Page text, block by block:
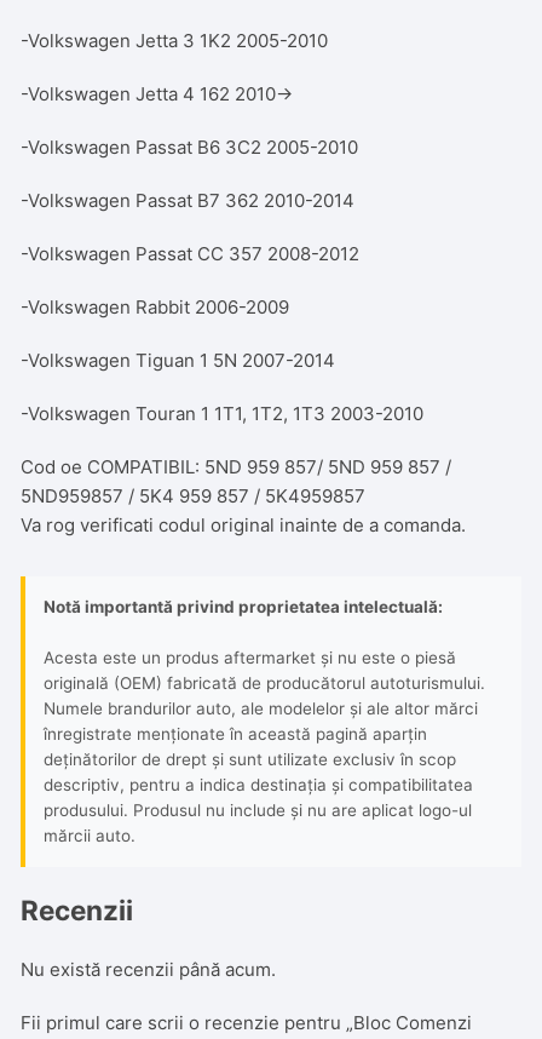
-Volkswagen Jetta 3 1K2 2005-2010
-Volkswagen Jetta 4 162 2010→
-Volkswagen Passat B6 3C2 2005-2010
-Volkswagen Passat B7 362 2010-2014
-Volkswagen Passat CC 357 2008-2012
-Volkswagen Rabbit 2006-2009
-Volkswagen Tiguan 1 5N 2007-2014
-Volkswagen Touran 1 1T1, 1T2, 1T3 2003-2010
Cod oe COMPATIBIL: 5ND 959 857/ 5ND 959 857 /
5ND959857 / 5K4 959 857 / 5K4959857
Va rog verificati codul original inainte de a comanda.
Notă importantă privind proprietatea intelectuală:
Acesta este un produs aftermarket și nu este o piesă
originală (OEM) fabricată de producătorul autoturismului.
Numele brandurilor auto, ale modelelor și ale altor mărci
înregistrate menționate în această pagină aparțin
deținătorilor de drept și sunt utilizate exclusiv în scop
descriptiv, pentru a indica destinația și compatibilitatea
produsului. Produsul nu include și nu are aplicat logo-ul
mărcii auto.
Recenzii
Nu există recenzii până acum.
Fii primul care scrii o recenzie pentru „Bloc Comenzi